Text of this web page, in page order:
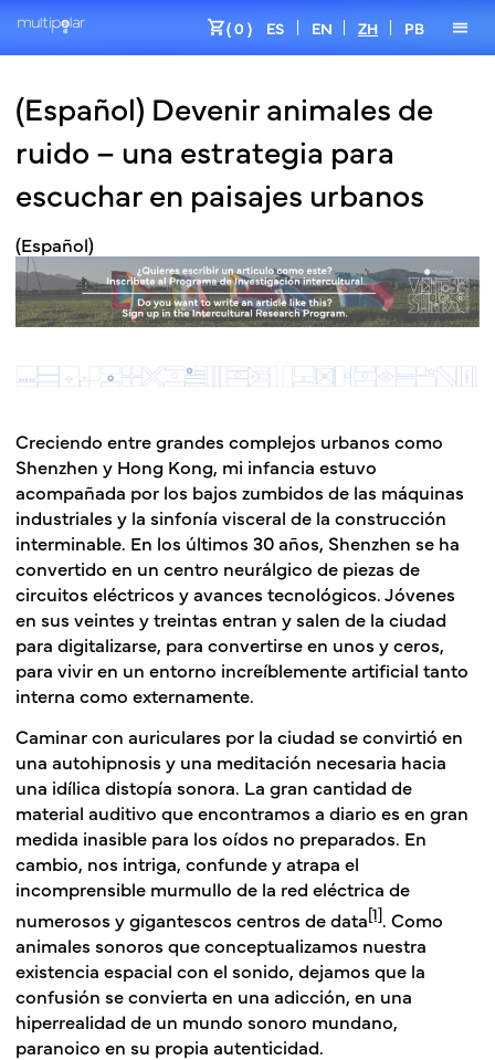
shopping_cart( 0 ) ES EN ZH PB menu
(Español) Devenir animales de
ruido – una estrategia para
escuchar en paisajes urbanos
(Español)
Creciendo entre grandes complejos urbanos como
Shenzhen y Hong Kong, mi infancia estuvo
acompañada por los bajos zumbidos de las máquinas
industriales y la sinfonía visceral de la construcción
interminable. En los últimos 30 años, Shenzhen se ha
convertido en un centro neurálgico de piezas de
circuitos eléctricos y avances tecnológicos. Jóvenes
en sus veintes y treintas entran y salen de la ciudad
para digitalizarse, para convertirse en unos y ceros,
para vivir en un entorno increíblemente artificial tanto
interna como externamente.
Caminar con auriculares por la ciudad se convirtió en
una autohipnosis y una meditación necesaria hacia
una idílica distopía sonora. La gran cantidad de
material auditivo que encontramos a diario es en gran
medida inasible para los oídos no preparados. En
cambio, nos intriga, confunde y atrapa el
incomprensible murmullo de la red eléctrica de
numerosos y gigantescos centros de data[1] . Como
animales sonoros que conceptualizamos nuestra
existencia espacial con el sonido, dejamos que la
confusión se convierta en una adicción, en una
hiperrealidad de un mundo sonoro mundano,
paranoico en su propia autenticidad.